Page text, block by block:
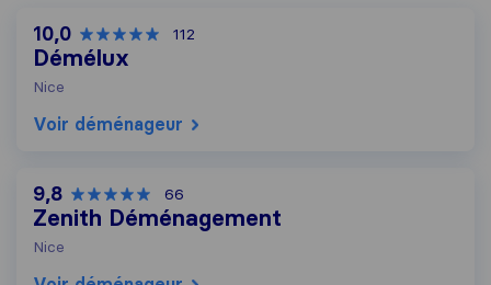
10,0 112
Démélux
Nice
Voir déménageur
9,8 66
Zenith Déménagement
Nice